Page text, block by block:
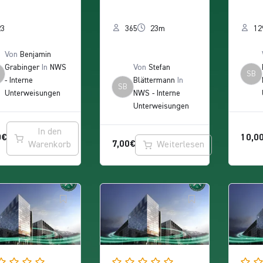
und
Von Benjamin
GrabingerIn NWS
- Interne
Unterweisungen
€
In den
Warenkorb
Wach- und
ft mbH)
365 23m
SB
Von Stefan
Blättermann In
NWS - Interne
Unterweisungen
7,00€ Weiterlesen
SB
10,00